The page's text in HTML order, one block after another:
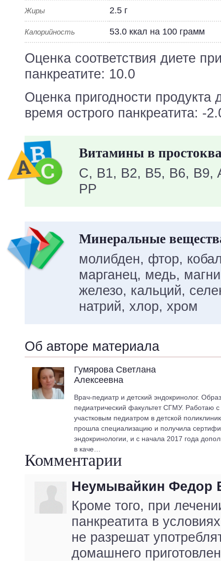
Жиры 2.5 г
Калорийность 53.0 ккал на 100 грамм
Оценка соответствия диете
панкреатите: 10.0
Оценка пригодности продукта
время острого панкреатита: -
Витамины в
C, B1, B2, B5, B6, B9,
PP
Минеральные
молибден, фтор,
марганец, медь,
железо, кальций,
натрий, хлор, хром
Об авторе материала
Гумярова Светлана
Алексеевна
Врач-педиатр и детский эндокринолог.
педиатрический факультет СГМУ. Работаю
участковым педиатром в детской
прошла специализацию и получила
эндокринологии, и с начала 2017 года
в каче…
Комментарии
Неумывайкин Федор
Кроме того, при
панкреатита в
не разрешат
домашнего